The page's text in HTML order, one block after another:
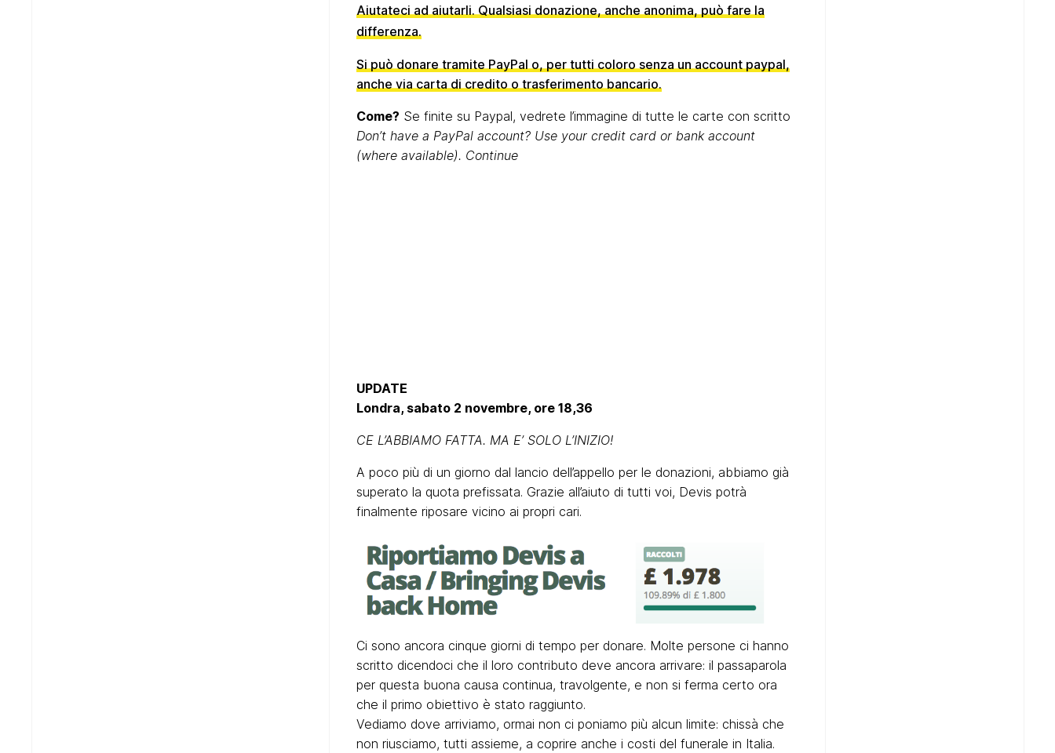
Aiutateci ad aiutarli. Qualsiasi donazione, anche anonima, può fare la
differenza.
Si può donare tramite PayPal o, per tutti coloro senza un account paypal,
anche via carta di credito o trasferimento bancario.
Come? Se finite su Paypal, vedrete l’immagine di tutte le carte con scritto
Don’t have a PayPal account? Use your credit card or bank account
(where available). Continue
UPDATE
Londra, sabato 2 novembre, ore 18,36
CE L’ABBIAMO FATTA. MA E’ SOLO L’INIZIO!
A poco più di un giorno dal lancio dell’appello per le donazioni, abbiamo già
superato la quota prefissata. Grazie all’aiuto di tutti voi, Devis potrà
finalmente riposare vicino ai propri cari.
Ci sono ancora cinque giorni di tempo per donare. Molte persone ci hanno
scritto dicendoci che il loro contributo deve ancora arrivare: il passaparola
per questa buona causa continua, travolgente, e non si ferma certo ora
che il primo obiettivo è stato raggiunto.
Vediamo dove arriviamo, ormai non ci poniamo più alcun limite: chissà che
non riusciamo, tutti assieme, a coprire anche i costi del funerale in Italia.